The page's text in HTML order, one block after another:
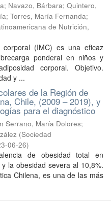
; Navazo, Bárbara; Quintero,
; Torres, María Fernanda;
de Nutrición,
(IMC) es una eficaz
ponderal en niños y
corporal. Objetivo.
y ...
de la Región de
Chile, (2009 – 2019), y
para el diagnóstico
Serrano, María Dolores;
(Sociedad
06-26)
de obesidad total en
la obesidad severa al 10,8%.
Chilena, es una de las más